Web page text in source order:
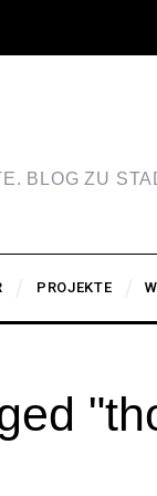
BLOG ZU
PROJEKTE